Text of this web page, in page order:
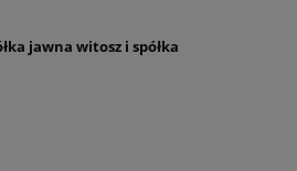
jawna witosz i spółka